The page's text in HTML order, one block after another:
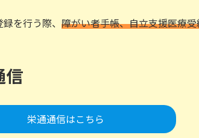
を行う際、 障がい者手帳、自立支援医療
信
栄通通信はこちら